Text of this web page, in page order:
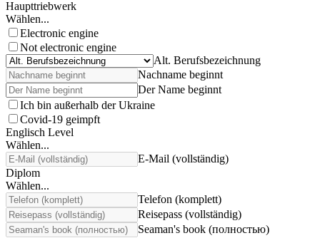
Haupttriebwerk
Wählen...
Electronic engine
Not electronic engine
Alt. Berufsbezeichnung
Nachname beginnt
Der Name beginnt
Ich bin außerhalb der Ukraine
Covid-19 geimpft
Englisch Level
Wählen...
E-Mail (vollständig)
Diplom
Wählen...
Telefon (komplett)
Reisepass (vollständig)
Seaman's book (полностью)